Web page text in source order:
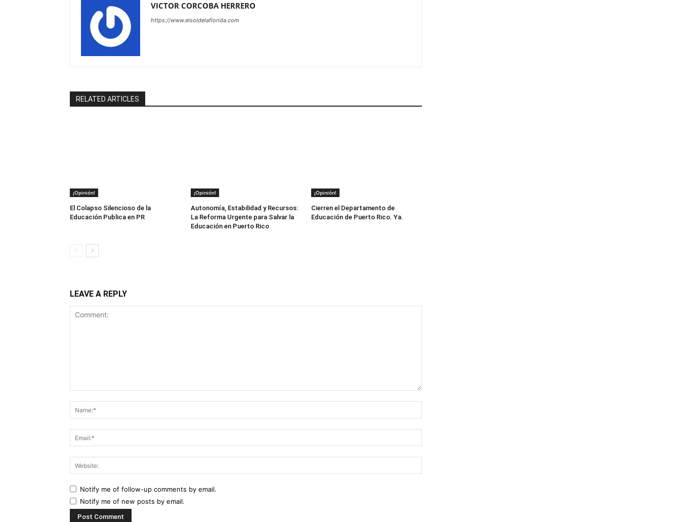
VICTOR CORCOBA HERRERO
https://www.elsoldelaflorida.com
RELATED ARTICLES
¡Opinión!
El Colapso Silencioso de la
Educación Publica en PR
¡Opinión!
Autonomía, Estabilidad y Recursos:
La Reforma Urgente para Salvar la
Educación en Puerto Rico
¡Opinión!
Cierren el Departamento de
Educación de Puerto Rico. Ya.
LEAVE A REPLY
Notify me of follow-up comments by email.
Notify me of new posts by email.